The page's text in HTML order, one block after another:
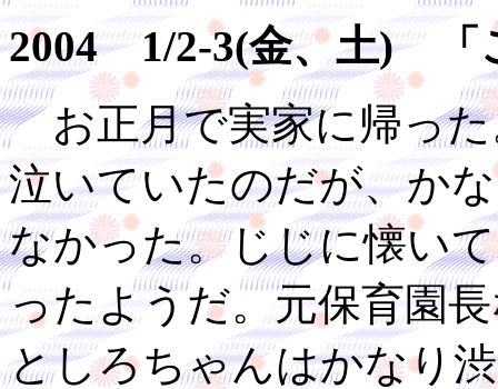
2004 1/2-3(金、土) 「
お正月で実家に帰った
泣いていたのだが、か
なかった。じじに懐い
ったようだ。元保育園
としろちゃんはかなり